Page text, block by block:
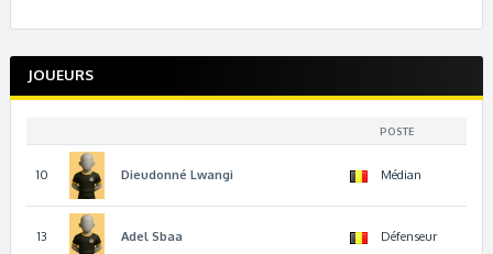
JOUEURS
POSTE
10 Dieudonné Lwangi Médian
13 Adel Sbaa Défenseur